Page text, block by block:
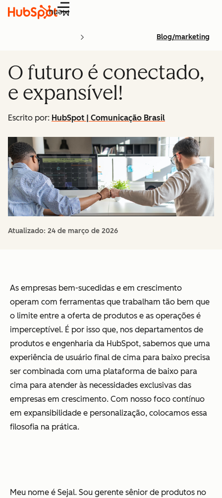
Menu
Blog/marketing
O futuro é conectado,
e expansível!
Escrito por: HubSpot | Comunicação Brasil
Atualizado: 24 de março de 2026
As empresas bem-sucedidas e em crescimento
operam com ferramentas que trabalham tão bem que
o limite entre a oferta de produtos e as operações é
imperceptível. É por isso que, nos departamentos de
produtos e engenharia da HubSpot, sabemos que uma
experiência de usuário final de cima para baixo precisa
ser combinada com uma plataforma de baixo para
cima para atender às necessidades exclusivas das
empresas em crescimento. Com nosso foco contínuo
em expansibilidade e personalização, colocamos essa
filosofia na prática.
Meu nome é Sejal. Sou gerente sênior de produtos no